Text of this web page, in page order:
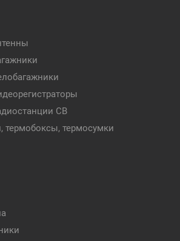
CB
термобоксы, термосумки